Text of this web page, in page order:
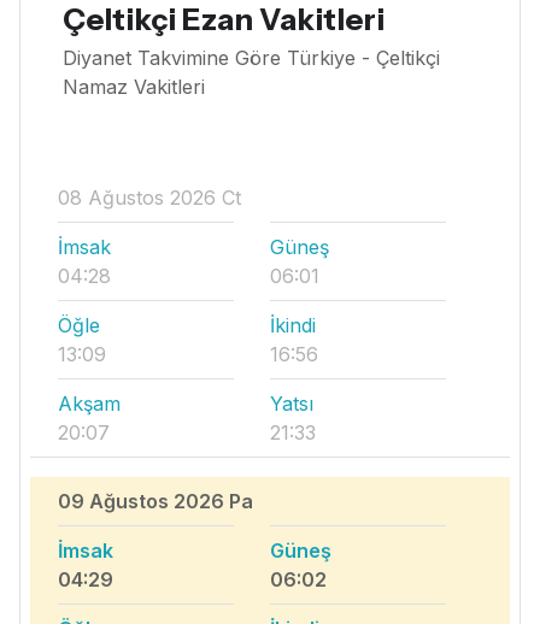
Çeltikçi Ezan Vakitleri
Diyanet Takvimine Göre Türkiye - Çeltikçi
Namaz Vakitleri
08 Ağustos 2026 Ct
İmsak
04:28
Güneş
06:01
Öğle
13:09
İkindi
16:56
Akşam
20:07
Yatsı
21:33
09 Ağustos 2026 Pa
İmsak
04:29
Güneş
06:02